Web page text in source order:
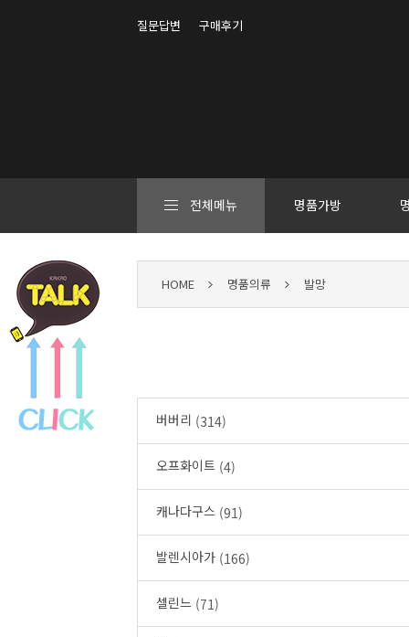
질문답변 구매후기
전체메뉴 명품가방
HOME 명품의류 발망
버버리 (314)
오프화이트 (4)
캐나다구스 (91)
발렌시아가 (166)
셀린느 (71)